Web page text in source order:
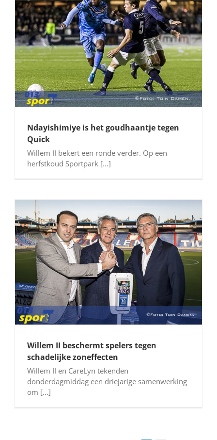
Ndayishimiye is het goudhaantje tegen
Quick
Willem II bekert een ronde verder. Op een
herfstkoud Sportpark [...]
Willem II beschermt spelers tegen
schadelijke zoneffecten
Willem II en CareLyn tekenden
donderdagmiddag een driejarige samenwerking
om [...]